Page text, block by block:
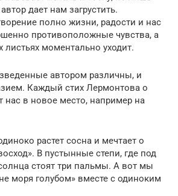
дает нам загрустить.
полно жизни, радости и нас
противоположные чувства, а
листьях моментально уходит.
автором различны, и
Каждый стих Лермонтова о
нас в новое место, например на
растет сосна и мечтает о
В пустынные степи, где под
стоят три пальмы. А вот мы
моря голубом» вместе с одиноким